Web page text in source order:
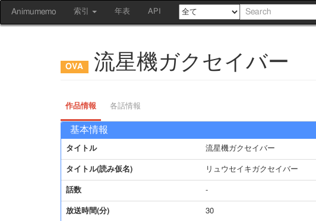
Animumemo 索引 年表 API
流星機ガクセイバー
作品情報 各話情報
基本情報
タイトル 流星機ガクセイバー
タイトル(読み仮名) リュウセイキガクセイバー
話数 -
放送時間(分) 30